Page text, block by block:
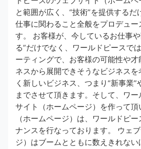
と範囲が広く、“技術”を提供する
仕事に関わること全般をプロデュー
す。 お客様が、今しているお仕事
る”だけでなく、ワールドピースで
ーティングで、お客様の可能性や
ネスから展開できそうなビジネス
く新しいビジネス、つまり“新事業”
までさせて頂きます。そして、ワ
サイト（ホームページ）を作って頂
（ホームページ）は、ワールドピ
ナンスを行なっております。 ウェ
ジ）はブームとともに数えきれな